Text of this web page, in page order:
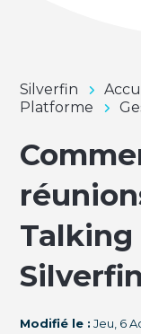
Silverfin
Platforme
Talking
Modifié le : Jeu, 6